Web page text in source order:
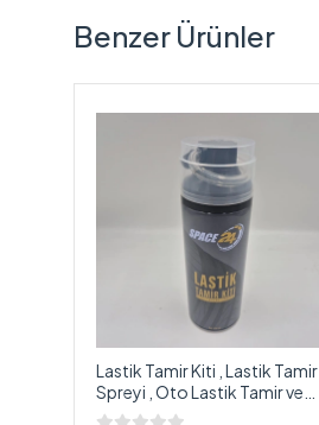
Benzer Ürünler
Lastik Tamir Kiti , Lastik Tamir
Spreyi , Oto Lastik Tamir ve
Şişirme Sıvısı